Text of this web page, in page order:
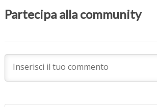
Partecipa alla community